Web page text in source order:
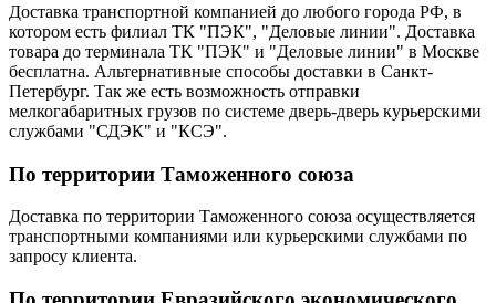
Доставка транспортной компанией до любого города РФ, в
котором есть филиал ТК "ПЭК", "Деловые линии". Доставка
товара до терминала ТК "ПЭК" и "Деловые линии" в Москве
бесплатна. Альтернативные способы доставки в Санкт-
Петербург. Так же есть возможность отправки
мелкогабаритных грузов по системе дверь-дверь курьерскими
службами "СДЭК" и "КСЭ".
По территории Таможенного союза
Доставка по территории Таможенного союза осуществляется
транспортными компаниями или курьерскими службами по
запросу клиента.